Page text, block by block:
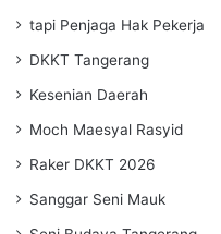
tapi Penjaga Hak Pekerja
DKKT Tangerang
Kesenian Daerah
Moch Maesyal Rasyid
Raker DKKT 2026
Sanggar Seni Mauk